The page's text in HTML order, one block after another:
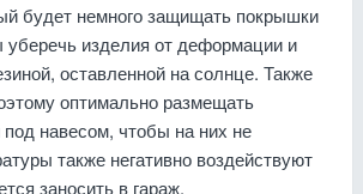
будет немного защищать покрышки
уберечь изделия от деформации и
оставленной на солнце. Также
оптимально размещать
навесом, чтобы на них не
также негативно воздействуют
заносить в гараж.